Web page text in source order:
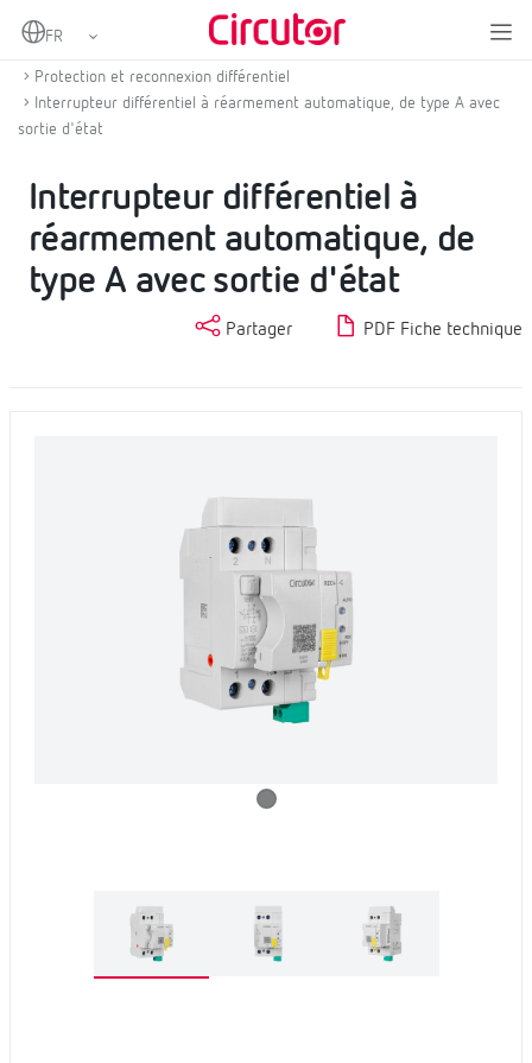
Home
Protection et reconnexion différentiel
Interrupteur différentiel à réarmement automatique, de type A avec
sortie d'état
Interrupteur différentiel à
réarmement automatique, de
type A avec sortie d'état
Partager PDF Fiche technique